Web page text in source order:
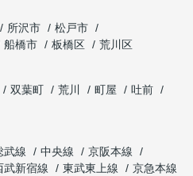
所沢市
松戸市
船橋市 板橋区
荒川区
双葉町 荒川 町屋
吐前
武線 中央線
京阪本線
武新宿線 東武東上線
京急本線